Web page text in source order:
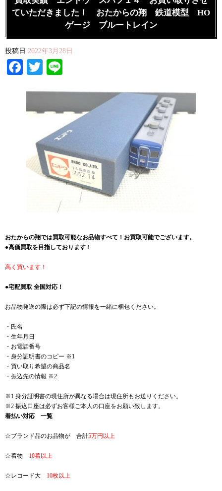
ていただきました！ おたからの翔 鉄道模型 HO
ゲージ ブルートレイン
投稿日 2022年3月28日
Facebook
Twitter
おたからの翔では買取可能なお品物すべて！お買取可能でございます。
●高価買取を目指しております！
高く買います！
●宅配買取 全国対応！
お品物発送の際は必ず下記の情報を一緒に梱包ください。
・氏名
・生年月日
・お電話番号
・身分証明書のコピー ※1
・買い取り希望の商品名
・振込先の情報 ※2
※1 身分証明書の現住所が異なる場合は現住所もお送りください。
※2 振込口座は必ずお客様ご本人の口座をお願い致します。
着払い対応 一覧
☆ブランド品のお品物が 合計5万円以上
☆着物 10着以上
☆レコード大 10枚以上